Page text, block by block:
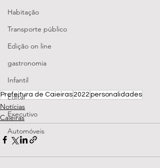
Habitação
Transporte público
Edição on line
gastronomia
Infantil
Edital
Executivo
Automóveis
Prefeitura de Caieiras 2022 personalidades
Notícias
Caieiras